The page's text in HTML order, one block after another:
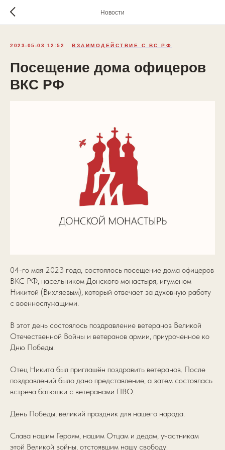
Новости
2023-05-03 12:52 ВЗАИМОДЕЙСТВИЕ С ВС РФ
Посещение дома офицеров
ВКС РФ
04-го мая 2023 года, состоялось посещение дома офицеров
ВКС РФ, насельником Донского монастыря, игуменом
Никитой (Вихляевым), который отвечает за духовную работу
с военнослужащими.
В этот день состоялось поздравление ветеранов Великой
Отечественной Войны и ветеранов армии, приуроченное ко
Дню Победы.
Отец Никита был приглашён поздравить ветеранов. После
поздравлений было дано представление, а затем состоялась
встреча батюшки с ветеранами ПВО.
День Победы, великий праздник для нашего народа.
Слава нашим Героям, нашим Отцам и дедам, участникам
этой Великой войны, отстоявшим нашу свободу!